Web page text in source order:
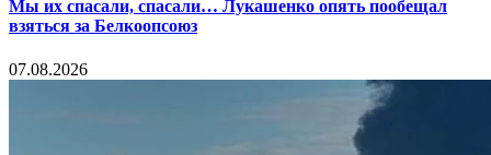
Мы их спасали, спасали… Лукашенко опять пообещал
взяться за Белкоопсоюз
07.08.2026